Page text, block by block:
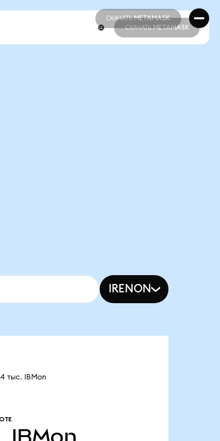
СКАЧАТЬ METAMASK
СКАЧАТЬ METAMASK
СКАЧАТЬ METAMASK
IRENON
тыс. IBMon